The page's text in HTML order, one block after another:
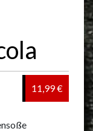
11,99 €